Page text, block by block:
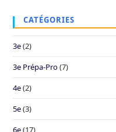
CATÉGORIES
3e(2)
3e Prépa-Pro(7)
4e(2)
5e(3)
6e(17)